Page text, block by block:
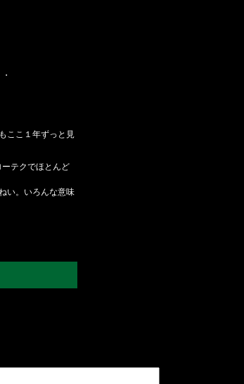
ここ１年ずっと見
テクでほとんど
い。いろんな意味